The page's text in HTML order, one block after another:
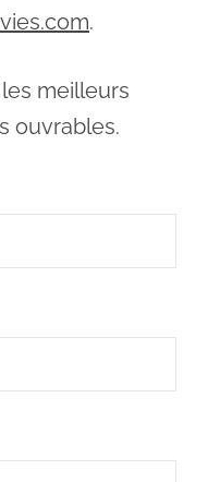
.
meilleurs
ouvrables.